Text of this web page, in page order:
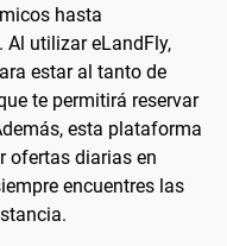
hasta
Al utilizar eLandFly,
estar al tanto de
te permitirá reservar
esta plataforma
ofertas diarias en
encuentres las